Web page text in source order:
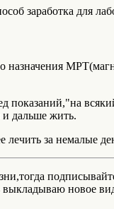
заработка для
показаний,"на
дальше жить.
лечить за немалые
выкладываю новое